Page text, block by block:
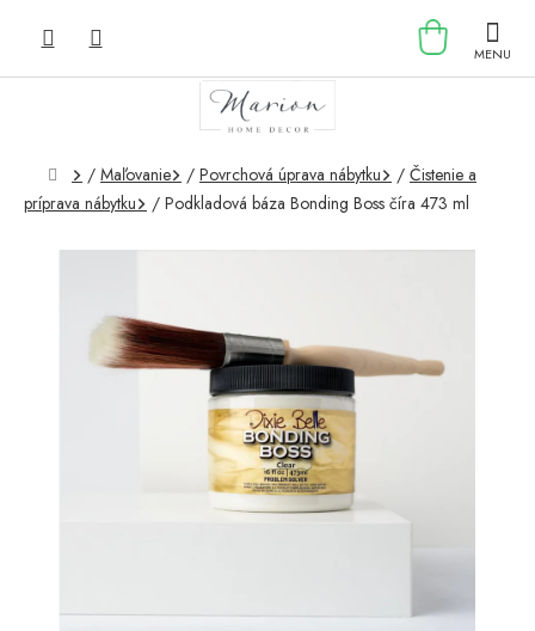
KOŠÍK
Domov
/ Maľovanie / Povrchová úprava nábytku / Čistenie a
príprava nábytku
/ Podkladová báza Bonding Boss číra 473 ml